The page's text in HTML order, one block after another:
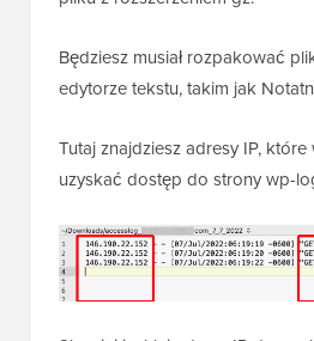
aby pobrać logi dostępu.
pliku z rozszerzeniem gz.